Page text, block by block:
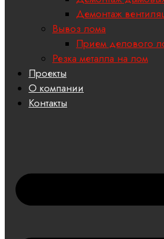
Демонтаж
Вывоз лома
Прием делового
Резка металла на лом
Проекты
О компании
Контакты